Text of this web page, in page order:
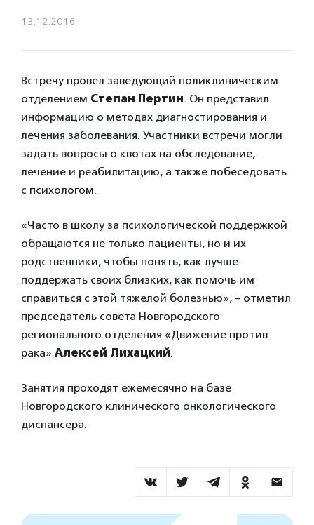
13.12.2016
Встречу провел заведующий поликлиническим
отделением Степан Пертин. Он представил
информацию о методах диагностирования и
лечения заболевания. Участники встречи могли
задать вопросы о квотах на обследование,
лечение и реабилитацию, а также побеседовать
с психологом.
«Часто в школу за психологической поддержкой
обращаются не только пациенты, но и их
родственники, чтобы понять, как лучше
поддержать своих близких, как помочь им
справиться с этой тяжелой болезнью», – отметил
председатель совета Новгородского
регионального отделения «Движение против
рака» Алексей Лихацкий.
Занятия проходят ежемесячно на базе
Новгородского клинического онкологического
диспансера.